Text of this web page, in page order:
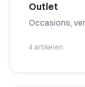
Outlet
Occasions,
4 artikelen